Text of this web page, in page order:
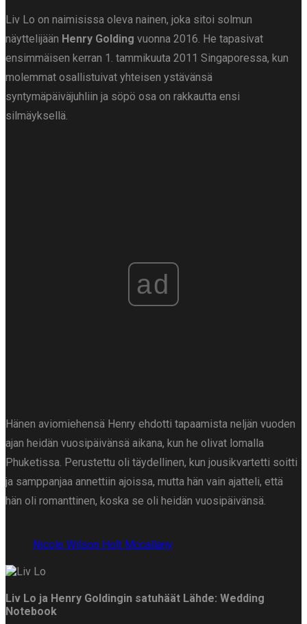
Liv Lo on naimisissa oleva nainen, joka sitoi solmun
näyttelijään Henry Golding vuonna 2016. He tapasivat
ensimmäisen kerran 1. tammikuuta 2011 Singaporessa, kun
molemmat osallistuivat yhteisen ystävänsä
syntymäpäiväjuhliin ja söpö osa on rakkautta ensi
silmäyksellä.
ad
Hänen aviomiehensä Henry ehdotti tapaamista neljän vuoden
ajan heidän vuosipäivänsä aikana, kun he olivat lomalla
Phuketissa. Perustettu oli täydellinen, kun jousikvartetti soitti
ja samppanjaa annettiin ajoissa, mutta hän vain ajatteli, että
hän oli romanttinen, koska se oli heidän vuosipäivänsä.
Nicole Wilson Holt Mccallany
Liv Lo ja Henry Goldingin satuhäät Lähde: Wedding
Notebook